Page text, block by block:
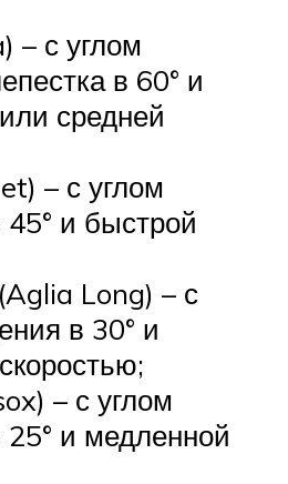
– с углом
в 60° и
средней
– с углом
и быстрой
Long) – с
в 30° и
– с углом
и медленной